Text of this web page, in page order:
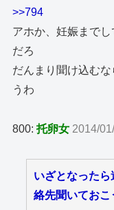
>>794
アホか、妊娠まで
だろ
だんまり聞け込む
うわ
800:托卵女 2014/
いざとなった
絡先聞いておこ